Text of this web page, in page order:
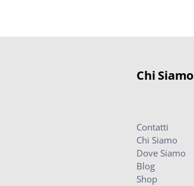
Chi Siamo
Contatti
Chi Siamo
Dove Siamo
Blog
Shop